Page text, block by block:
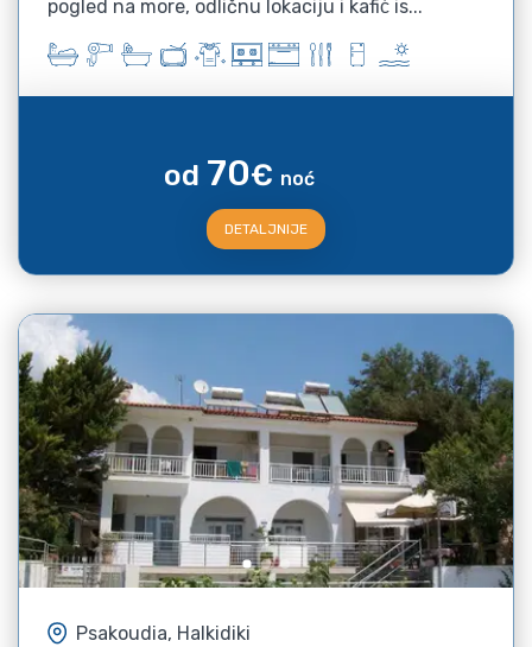
pogled na more, odličnu lokaciju i kafić is...
od 70€ noć
DETALJNIJE
Psakoudia, Halkidiki